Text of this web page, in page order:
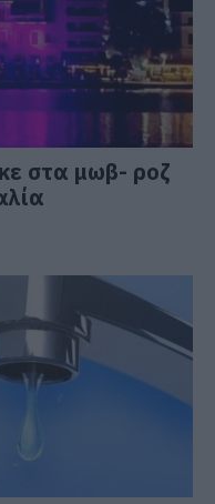
στα μωβ- ροζ